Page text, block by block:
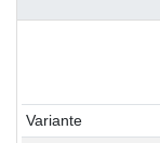
Variante